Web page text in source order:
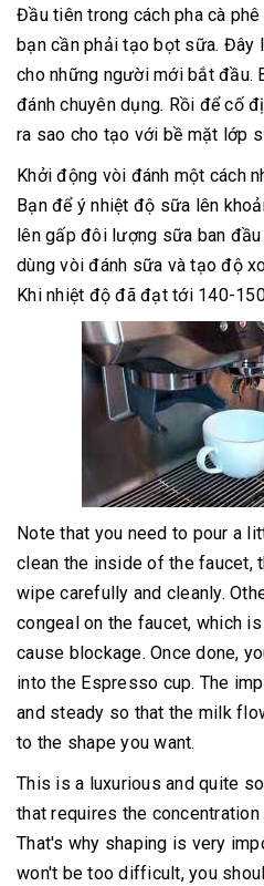
Đầu tiên trong cách pha cà
bạn cần phải tạo bọt sữa. Đây
cho những người mới bắt đầu.
đánh chuyên dụng. Rồi để cố
ra sao cho tạo với bề mặt lớp
Khởi động vòi đánh một cách
Bạn để ý nhiệt độ sữa lên
lên gấp đôi lượng sữa ban
dùng vòi đánh sữa và tạo độ
Khi nhiệt độ đã đạt tới 140-
Note that you need to pour a
clean the inside of the faucet,
wipe carefully and cleanly.
congeal on the faucet, which
cause blockage. Once done,
into the Espresso cup. The
and steady so that the milk
to the shape you want.
This is a luxurious and quite
that requires the
That's why shaping is very
won't be too difficult, you